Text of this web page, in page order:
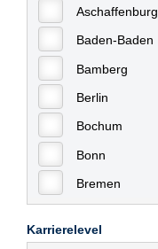
Aschaffenburg
Baden-Baden
Bamberg
Berlin
Bochum
Bonn
Bremen
Celle
Karrierelevel